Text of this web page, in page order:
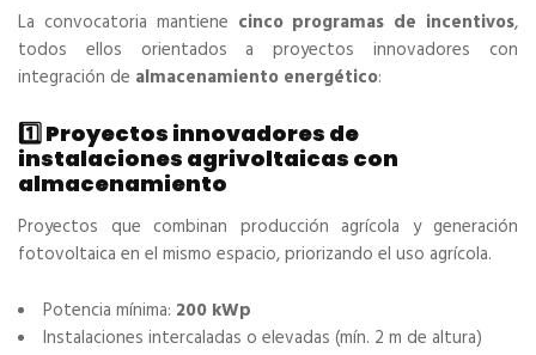
La convocatoria mantiene cinco programas de incentivos,
todos ellos orientados a proyectos innovadores con
integración de almacenamiento energético:
1️⃣ Proyectos innovadores de
instalaciones agrivoltaicas con
almacenamiento
Proyectos que combinan producción agrícola y generación
fotovoltaica en el mismo espacio, priorizando el uso agrícola.
Potencia mínima: 200 kWp
Instalaciones intercaladas o elevadas (mín. 2 m de altura)